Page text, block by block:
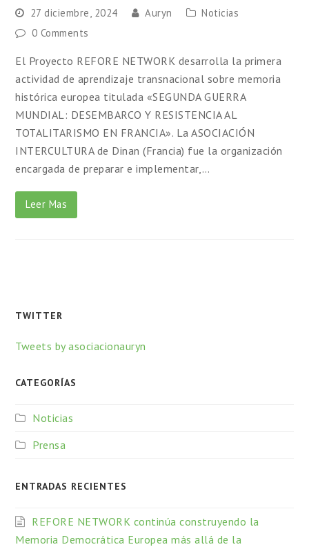
27 diciembre, 2024 Auryn
Noticias
0 Comments
El Proyecto REFORE NETWORK desarrolla la primera
actividad de aprendizaje transnacional sobre memoria
histórica europea titulada «SEGUNDA GUERRA
MUNDIAL: DESEMBARCO Y RESISTENCIA AL
TOTALITARISMO EN FRANCIA». La ASOCIACIÓN
INTERCULTURA de Dinan (Francia) fue la organización
encargada de preparar e implementar,…
Leer Mas
TWITTER
Tweets by asociacionauryn
CATEGORÍAS
Noticias
Prensa
ENTRADAS RECIENTES
REFORE NETWORK continúa construyendo la
Memoria Democrática Europea más allá de la